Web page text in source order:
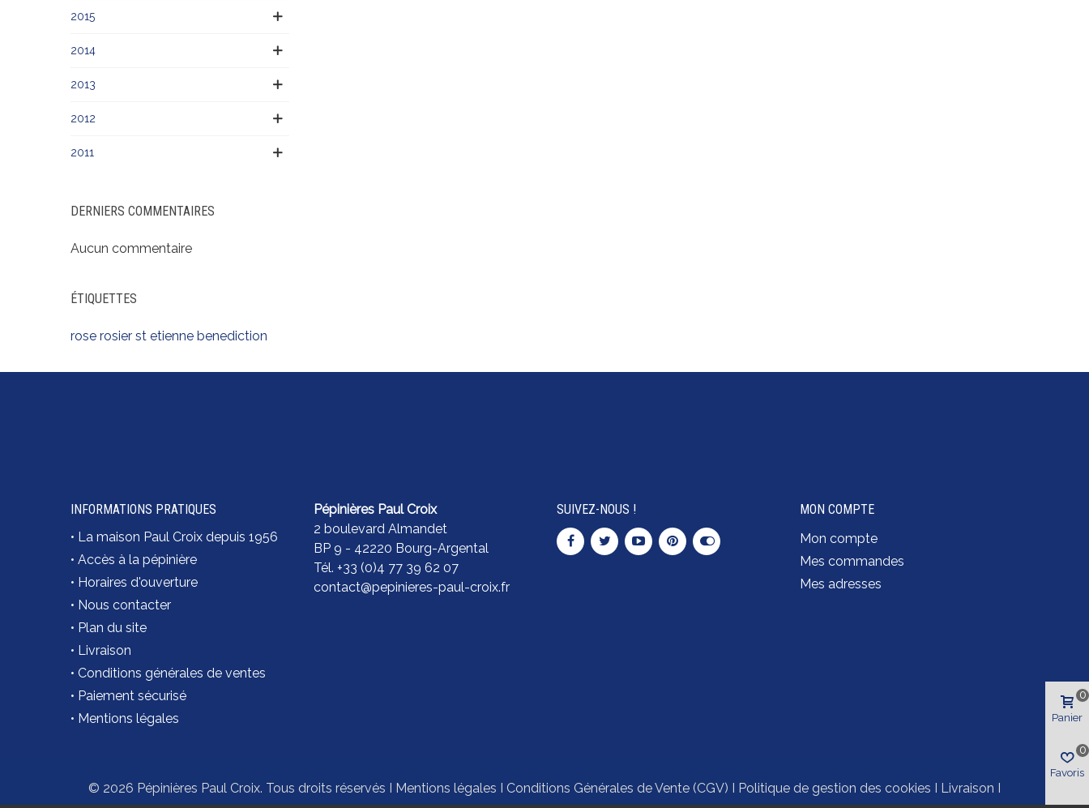
2015
2014
2013
2012
2011
DERNIERS COMMENTAIRES
Aucun commentaire
ÉTIQUETTES
rose rosier st etienne benediction
INFORMATIONS PRATIQUES
• La maison Paul Croix depuis 1956
• Accès à la pépinière
• Horaires d'ouverture
• Nous contacter
• Plan du site
• Livraison
• Conditions générales de ventes
• Paiement sécurisé
• Mentions légales
Pépinières Paul Croix
2 boulevard Almandet
BP 9 - 42220 Bourg-Argental
Tél. +33 (0)4 77 39 62 07
contact@pepinieres-paul-croix.fr
SUIVEZ-NOUS !
MON COMPTE
Mon compte
Mes commandes
Mes adresses
© 2026 Pépinières Paul Croix. Tous droits réservés I Mentions légales I Conditions Générales de Vente (CGV) I Politique de gestion des cookies I Livraison I
Panier
0
Favoris
0